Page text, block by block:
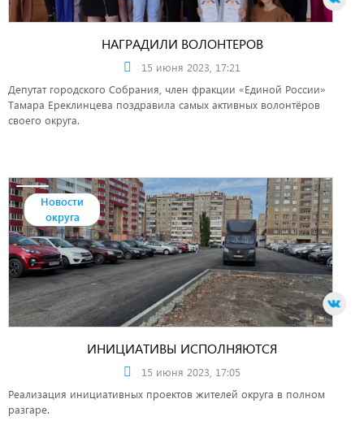
НАГРАДИЛИ ВОЛОНТЕРОВ
15 июня 2023, 17:21
Депутат городского Собрания, член фракции «Единой России»
Тамара Ереклинцева поздравила самых активных волонтёров
своего округа.
Новости
округа
ИНИЦИАТИВЫ ИСПОЛНЯЮТСЯ
15 июня 2023, 17:05
Реализация инициативных проектов жителей округа в полном
разгаре.